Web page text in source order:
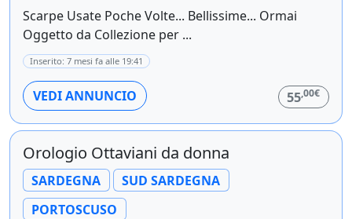
Scarpe Usate Poche Volte... Bellissime... Ormai
Oggetto da Collezione per ...
Inserito: 7 mesi fa alle 19:41
VEDI ANNUNCIO 55,00€
Orologio Ottaviani da donna
SARDEGNA
SUD SARDEGNA
PORTOSCUSO